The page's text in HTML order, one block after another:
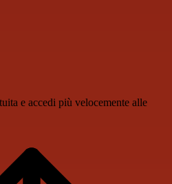
e accedi più velocemente alle